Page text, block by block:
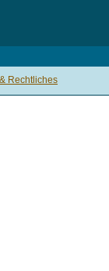
Rechtliches